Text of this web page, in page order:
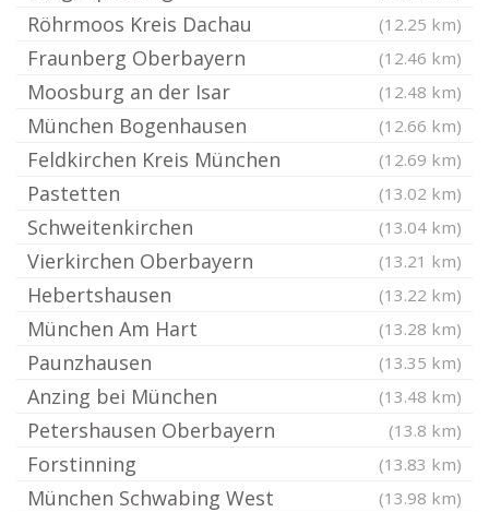
Röhrmoos Kreis Dachau (12.25 km)
Fraunberg Oberbayern (12.46 km)
Moosburg an der Isar (12.48 km)
München Bogenhausen (12.66 km)
Feldkirchen Kreis München (12.69 km)
Pastetten (13.02 km)
Schweitenkirchen (13.04 km)
Vierkirchen Oberbayern (13.21 km)
Hebertshausen (13.22 km)
München Am Hart (13.28 km)
Paunzhausen (13.35 km)
Anzing bei München (13.48 km)
Petershausen Oberbayern (13.8 km)
Forstinning (13.83 km)
München Schwabing West (13.98 km)